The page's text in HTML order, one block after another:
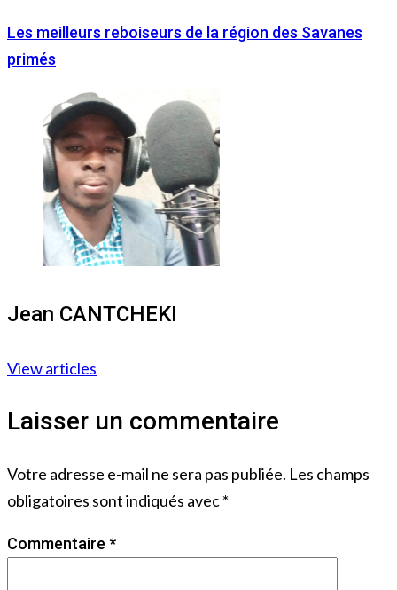
Les meilleurs reboiseurs de la région des Savanes
primés
Jean CANTCHEKI
View articles
Laisser un commentaire
Votre adresse e-mail ne sera pas publiée. Les champs
obligatoires sont indiqués avec*
Commentaire *